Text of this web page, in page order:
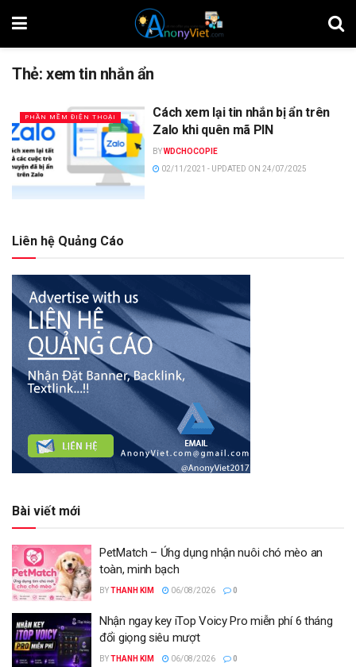
Thẻ:xem tin nhắn ẩn
PHẦN MỀM ĐIỆN THOẠI
Cách xem lại tin nhắn bị ẩn trên
Zalo khi quên mã PIN
BYWDCHOCOPIE
02/11/2021 - UPDATED ON 24/07/2025
Liên hệ Quảng Cáo
Bài viết mới
PetMatch – Ứng dụng nhận nuôi chó mèo an
toàn, minh bạch
BYTHANH KIM 06/08/2026 0
Nhận ngay key iTop Voicy Pro miễn phí 6 tháng
đổi giọng siêu mượt
BYTHANH KIM 06/08/2026 0